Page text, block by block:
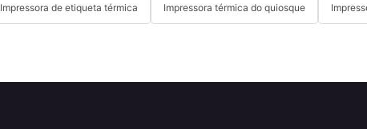
Impressora de etiqueta térmica Impressora térmica do quiosque